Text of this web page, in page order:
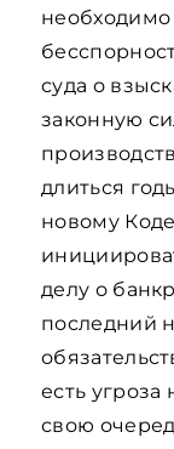
необходимо
суда о
законную
длиться
новому
делу о
последний
есть угроза
свою